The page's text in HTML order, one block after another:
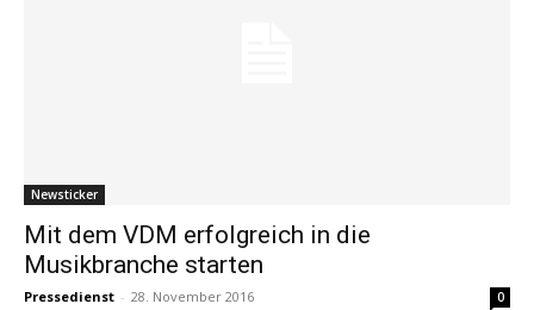
Newsticker
Mit dem VDM erfolgreich in die
Musikbranche starten
Pressedienst - 28. November 2016 0